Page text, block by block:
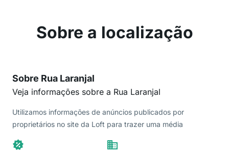
Sobre a localização
Sobre Rua Laranjal
Veja informações sobre a Rua Laranjal
Utilizamos informações de anúncios publicados por
proprietários no site da Loft para trazer uma média